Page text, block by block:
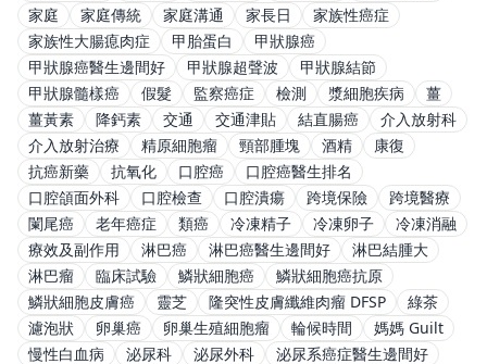
家庭
家庭傳統 家庭溝通 家長日
家族性癌症
家族性大腸瘜肉症
甲胎蛋白
甲狀腺癌
甲狀腺癌醫生邊間好
甲狀腺超聲波
甲狀腺結節
甲狀腺髓樣癌
假髮 監察癌症 檢測 漿細胞疾病
薑
薑黃素
降鈣素 交通 交通津貼 結直腸癌
介入放射科
介入放射治療
精原細胞瘤 頸部腫塊 酒精
康復
抗癌新藥
抗氧化 口腔癌
口腔癌醫生排名
口腔頜面外科
口腔檢查 口腔潰瘍 跨境保險
跨境醫療
闌尾癌
老年癌症 類癌 冷凍精子 冷凍卵子
冷凍消融
療效及副作用
淋巴癌 淋巴癌醫生邊間好
淋巴結腫大
淋巴瘤
臨床試驗 鱗狀細胞癌
鱗狀細胞癌抗原
鱗狀細胞皮膚癌
靈芝 隆突性皮膚纖維肉瘤 DFSP
綠茶
濾泡狀
卵巢癌 卵巢生殖細胞瘤 輪候時間
媽媽 Guilt
慢性白血病
泌尿科 泌尿外科
泌尿系癌症醫生邊間好